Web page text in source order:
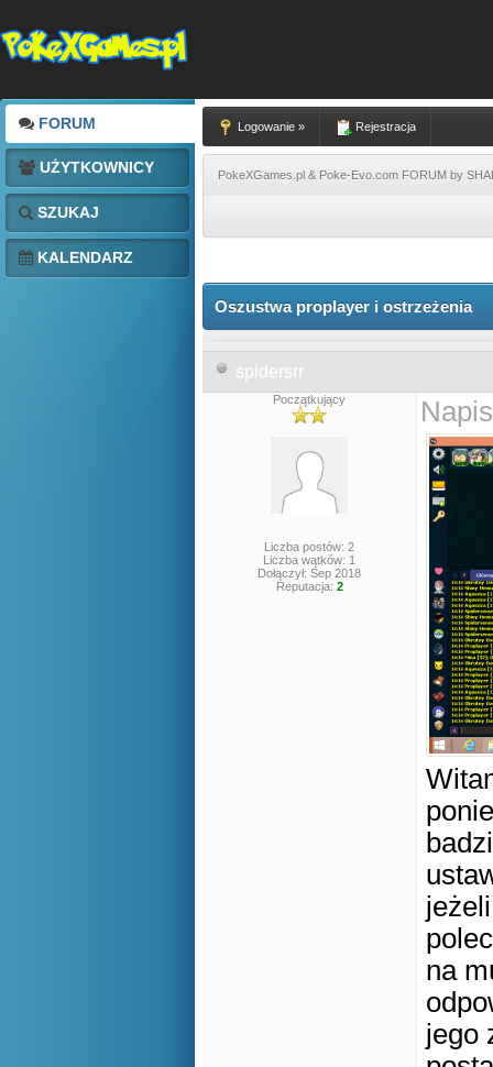
FORUM
UŻYTKOWNICY
SZUKAJ
KALENDARZ
Logowanie » Rejestracja
PokeXGames.pl & Poke-Evo.com FORUM by
Oszustwa proplayer i ostrzeżenia
spidersrr
Początkujący
Liczba postów: 2
Liczba wątków: 1
Dołączył: Sep 2018
Reputacja: 2
na
jego